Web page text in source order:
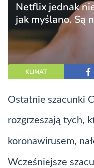
Netflix jednak
jak myślano. Są
KLIMAT
Ostatnie szacunki
rozgrzeszają tych,
koronawirusem,
Wcześniejsze